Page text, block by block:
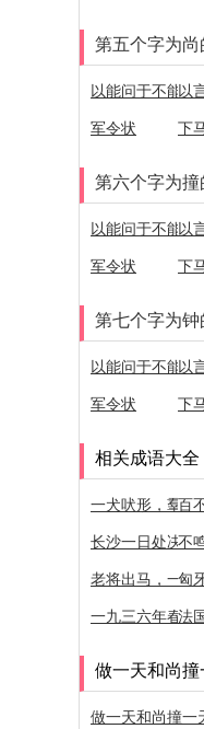
第五个字为尚
以能问于不能，
以
军令状 下
第六个字为撞
以能问于不能，
以
军令状 下
第七个字为钟
以能问于不能，
以
军令状 下
相关成语大全
一犬吠形，羣犬
百
长沙一日处决15
不
老将出马，一个
匈
一九三六年春在
法
做一天和尚
做一天和尚撞一